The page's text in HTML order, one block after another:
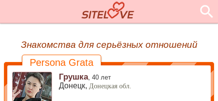
Знакомства для серьёзных отношений
Persona Grata
Грушка,40 лет
Донецк, Донецкая обл.